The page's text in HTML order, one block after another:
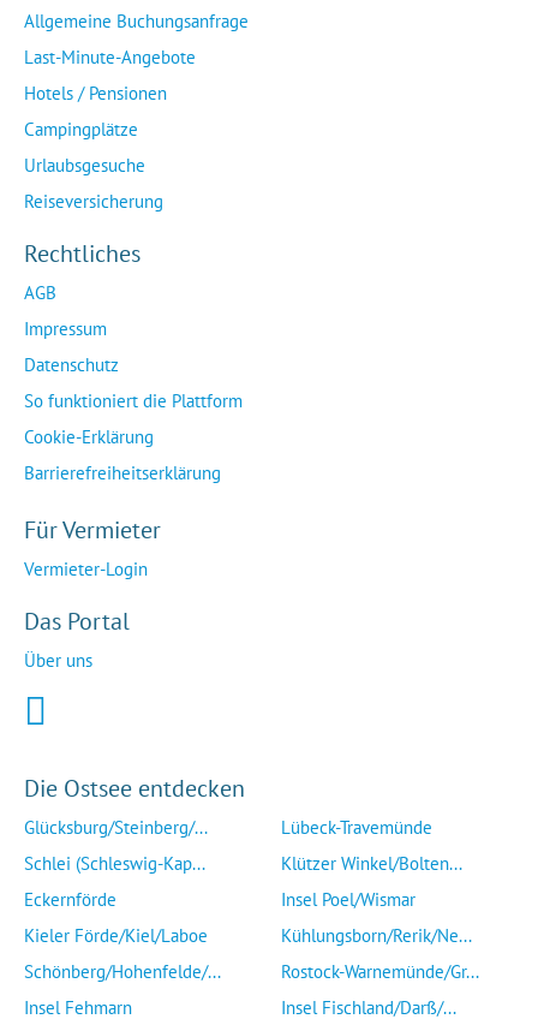
Allgemeine Buchungsanfrage
Last-Minute-Angebote
Hotels / Pensionen
Campingplätze
Urlaubsgesuche
Reiseversicherung
Rechtliches
AGB
Impressum
Datenschutz
So funktioniert die Plattform
Cookie-Erklärung
Barrierefreiheitserklärung
Für Vermieter
Vermieter-Login
Das Portal
Über uns
Die Ostsee entdecken
Glücksburg/Steinberg/...
Schlei (Schleswig-Kap...
Eckernförde
Kieler Förde/Kiel/Laboe
Schönberg/Hohenfelde/...
Insel Fehmarn
Lübeck-Travemünde
Klützer Winkel/Bolten...
Insel Poel/Wismar
Kühlungsborn/Rerik/Ne...
Rostock-Warnemünde/Gr...
Insel Fischland/Darß/...